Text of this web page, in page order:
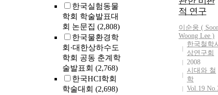
한국실험동물
학회 학술발표대
회 논문집 (2,808)
한국물환경학
회·대한상하수도
학회 공동 춘계학
술발표회 (2,768)
한국HCI학회
학술대회 (2,698)
적 연구
이순웅 (
Woong Lee )
한국철학
상연구회
2008
시대와 철
학
Vol.19